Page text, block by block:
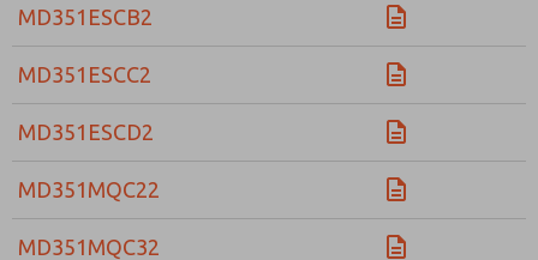
MD351ESCB2
MD351ESCC2
MD351ESCD2
MD351MQC22
MD351MQC32